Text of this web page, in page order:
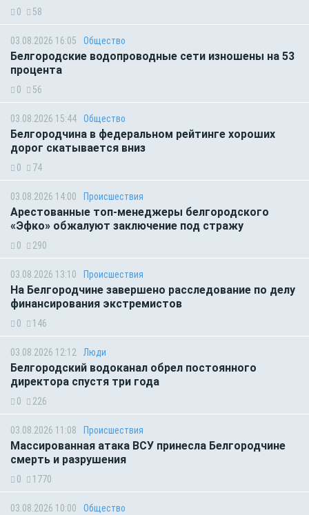
0 58
03.08.2026 16:05 Общество
Белгородские водопроводные сети изношены на 53
процента
0 56
03.08.2026 15:44 Общество
Белгородчина в федеральном рейтинге хороших
дорог скатывается вниз
0 74
03.08.2026 14:00 Происшествия
Арестованные топ-менеджеры белгородского
«Эфко» обжалуют заключение под стражу
0 290
03.08.2026 13:10 Происшествия
На Белгородчине завершено расследование по делу
финансирования экстремистов
0 146
03.08.2026 12:12 Люди
Белгородский водоканал обрел постоянного
директора спустя три года
0 226
03.08.2026 11:08 Происшествия
Массированная атака ВСУ принесла Белгородчине
смерть и разрушения
0 1770
03.08.2026 10:00 Общество